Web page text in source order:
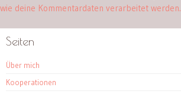
wie deine Kommentardaten verarbeitet werden.
Seiten
Über mich
Kooperationen